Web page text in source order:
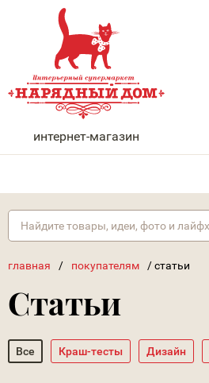
НАРЯДНЫЙ ДОМ
интернет-магазин
главная / покупателям /статьи
Статьи
Все Краш-тесты Дизайн